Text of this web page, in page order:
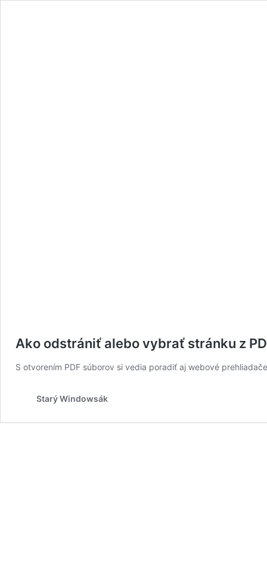
Ako odstrániť alebo vybrať stránku z
S otvorením PDF súborov si vedia poradiť aj webové
Starý Windowsák